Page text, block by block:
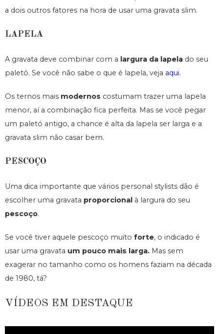
a dois outros fatores na hora de usar uma gravata slim.
LAPELA
A gravata deve combinar com a largura da lapela do seu
paletó. Se você não sabe o que é lapela, veja aqui.
Os ternos mais modernos costumam trazer uma lapela
menor, aí a combinação fica perfeita. Mas se você pegar
um paletó antigo, a chance é alta da lapela ser larga e a
gravata slim não casar bem.
PESCOÇO
Uma dica importante que vários personal stylists dão é
escolher uma gravata proporcional à largura do seu
pescoço.
Se você tiver aquele pescoço muito forte, o indicado é
usar uma gravata um pouco mais larga. Mas sem
exagerar no tamanho como os homens faziam na década
de 1980, tá?
VÍDEOS EM DESTAQUE